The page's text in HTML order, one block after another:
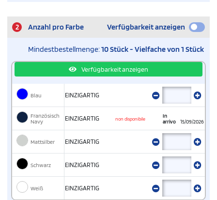
2 Anzahl pro Farbe Verfügbarkeit anzeigen
Mindestbestellmenge:10 Stück - Vielfache von 1 Stück
Verfügbarkeit anzeigen
Blau EINZIGARTIG
Französisch
Navy
EINZIGARTIG non disponibile
In
arrivo
15/09/2026
Mattsilber EINZIGARTIG
Schwarz EINZIGARTIG
Weiß EINZIGARTIG